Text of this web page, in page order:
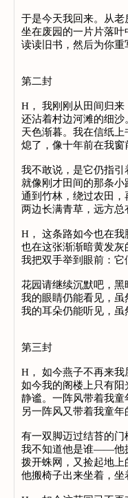
于是今天我回来。从老
坐在废园的一片片落叶
读读旧书，然后为你重
第二封
H， 我刚刚从田间归来
还沾着村边河滩的细沙
天色渐暮。我在信纸上
熄了，像十年前在我窗
我不敢说，是它仍指引
就像刚才田间的那条小
通到竹林，绕过农田，
两边长满青草，远方总
H， 这条路如今也在我
也在这张渐渐暗黄发灰
我把双手举到眼前：它
花园请继续沉默吧，黑
我的眼睛仍能看见，虽
我的耳朵仍能听见，虽
第三封
H， 如今燕子不再来我
如今我的阁楼上只有阳
静谧。一阵风带着我童
另一阵风又带着我童年
有一双脚迈过结苔的门
我不知道他是谁——他
拨开蛛网，又捡起地上
他搬椅子出来坐着，坐